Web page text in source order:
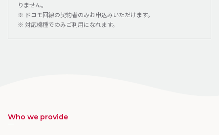
りません。
※ ドコモ回線の契約者のみお申込みいただけます。
※ 対応機種でのみご利用になれます。
Who we provide